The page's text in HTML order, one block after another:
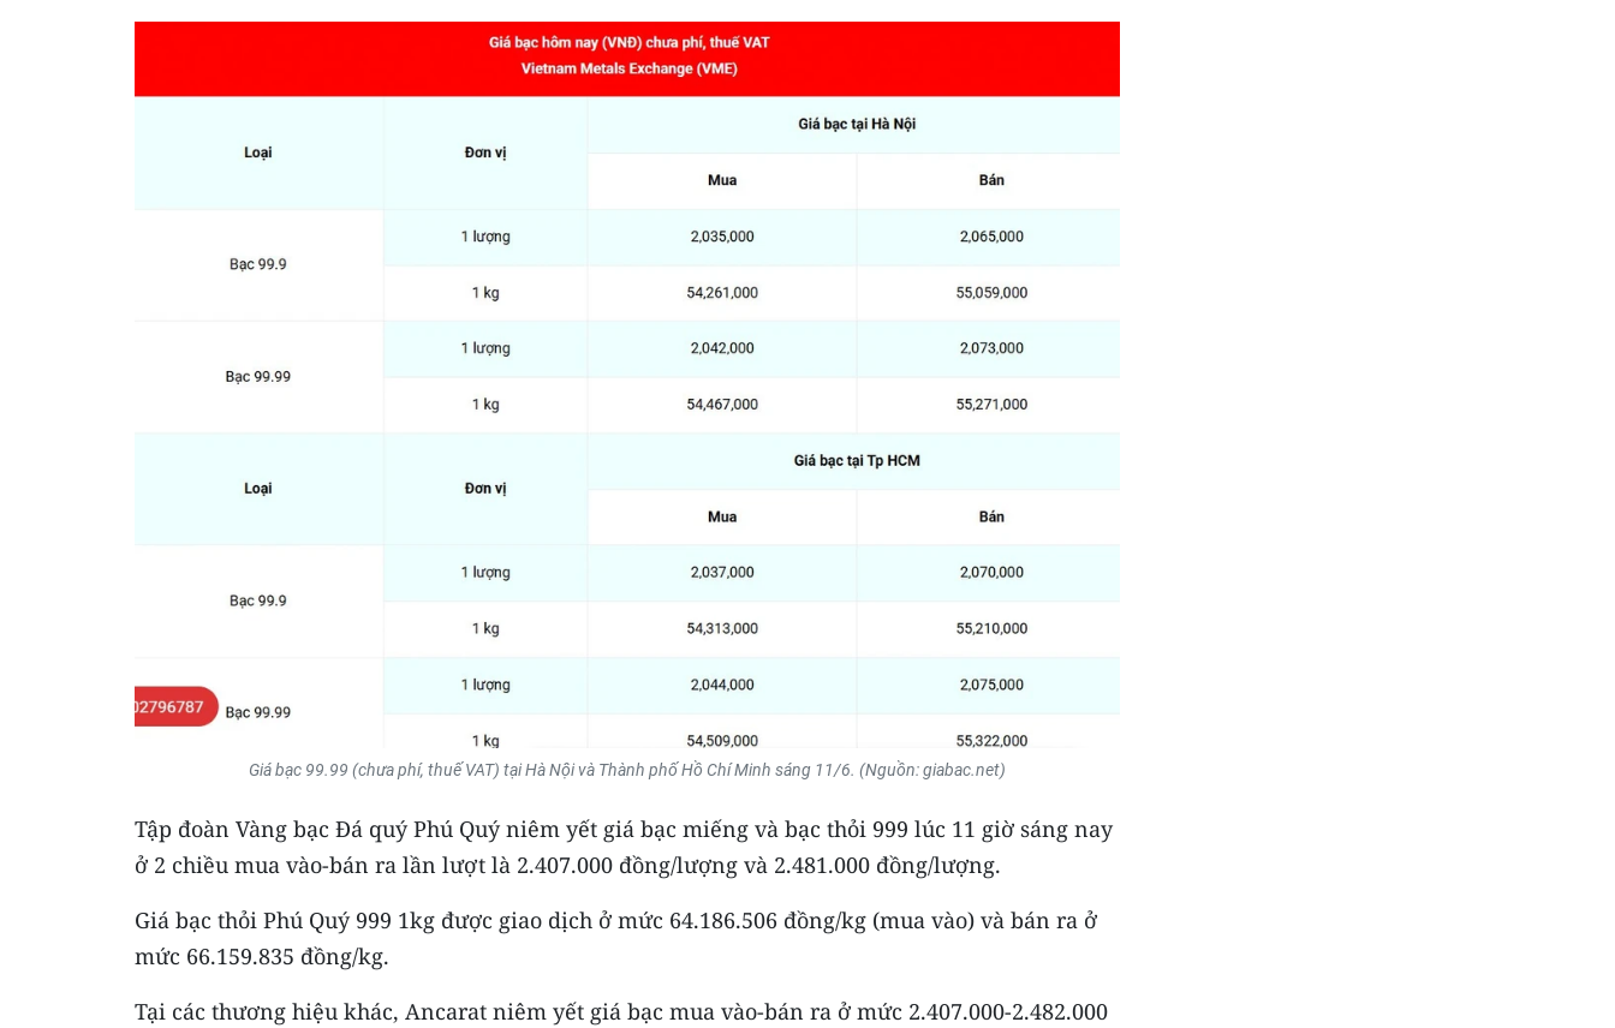
Giá bạc 99.99 (chưa phí, thuế VAT) tại Hà Nội và Thành phố Hồ Chí Minh sáng 11/6. (Nguồn: giabac.net)
Tập đoàn Vàng bạc Đá quý Phú Quý niêm yết giá bạc miếng và bạc thỏi 999 lúc 11 giờ sáng nay
ở 2 chiều mua vào-bán ra lần lượt là 2.407.000 đồng/lượng và 2.481.000 đồng/lượng.
Giá bạc thỏi Phú Quý 999 1kg được giao dịch ở mức 64.186.506 đồng/kg (mua vào) và bán ra ở
mức 66.159.835 đồng/kg.
Tại các thương hiệu khác, Ancarat niêm yết giá bạc mua vào-bán ra ở mức 2.407.000-2.482.000